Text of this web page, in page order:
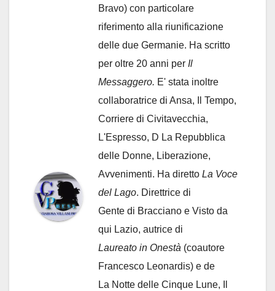
Bravo) con particolare
riferimento alla riunificazione
delle due Germanie. Ha scritto
per oltre 20 anni per Il
Messaggero. E' stata inoltre
collaboratrice di Ansa, Il Tempo,
Corriere di Civitavecchia,
L'Espresso, D La Repubblica
delle Donne, Liberazione,
Avvenimenti. Ha diretto La Voce
del Lago. Direttrice di
Gente di Bracciano e Visto da
qui Lazio, autrice di
Laureato in Onestà (coautore
Francesco Leonardis) e de
La Notte delle Cinque Lune, Il